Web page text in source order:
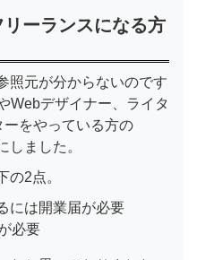
ーランスになる方
照元が分からないのです
Webデザイナー、ライタ
をやっている方の
しました。
の2点。
には開業届が必要
必要